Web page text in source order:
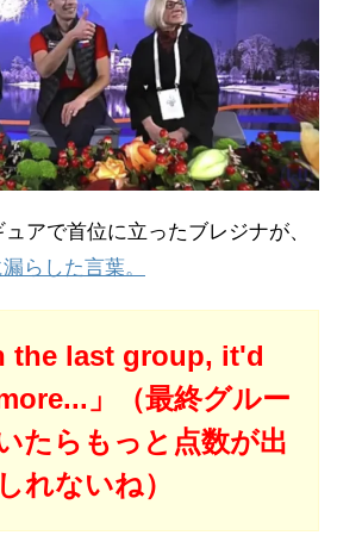
アで首位に立ったブレジナが、
らした言葉。
the last group, it'd
」（最終グルー
たらもっと点数が出
れないね）